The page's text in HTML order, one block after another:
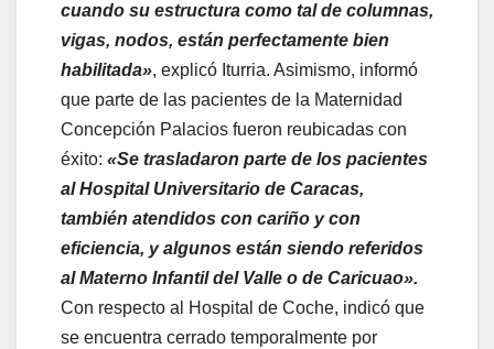
cuando su estructura como tal de columnas,
vigas, nodos, están perfectamente bien
habilitada», explicó Iturria. Asimismo, informó
que parte de las pacientes de la Maternidad
Concepción Palacios fueron reubicadas con
éxito: «Se trasladaron parte de los pacientes
al Hospital Universitario de Caracas,
también atendidos con cariño y con
eficiencia, y algunos están siendo referidos
al Materno Infantil del Valle o de Caricuao».
Con respecto al Hospital de Coche, indicó que
se encuentra cerrado temporalmente por